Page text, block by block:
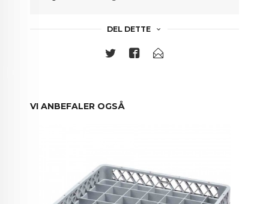
DEL DETTE
VI ANBEFALER OGSÅ